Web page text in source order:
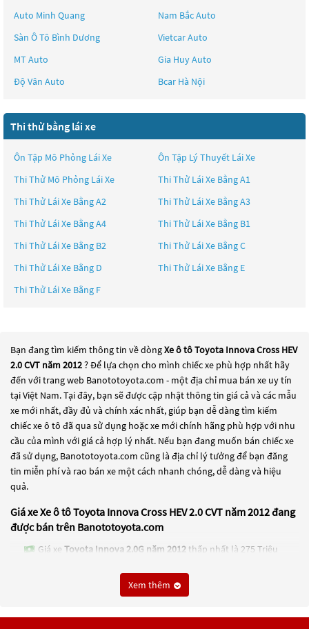
Auto Minh Quang
Nam Bắc Auto
Sàn Ô Tô Bình Dương
Vietcar Auto
MT Auto
Gia Huy Auto
Độ Vân Auto
Bcar Hà Nội
Thi thử bằng lái xe
Ôn Tập Mô Phỏng Lái Xe
Ôn Tập Lý Thuyết Lái Xe
Thi Thử Mô Phỏng Lái Xe
Thi Thử Lái Xe Bằng A1
Thi Thử Lái Xe Bằng A2
Thi Thử Lái Xe Bằng A3
Thi Thử Lái Xe Bằng A4
Thi Thử Lái Xe Bằng B1
Thi Thử Lái Xe Bằng B2
Thi Thử Lái Xe Bằng C
Thi Thử Lái Xe Bằng D
Thi Thử Lái Xe Bằng E
Thi Thử Lái Xe Bằng F
Bạn đang tìm kiếm thông tin về dòngXe ô tô Toyota Innova Cross HEV
2.0 CVT năm 2012? Để lựa chọn cho mình chiếc xe phù hợp nhất hãy
đến với trang web Banototoyota.com - một địa chỉ mua bán xe uy tín
tại Việt Nam. Tại đây, bạn sẽ được cập nhật thông tin giá cả và các mẫu
xe mới nhất, đầy đủ và chính xác nhất, giúp bạn dễ dàng tìm kiếm
chiếc xe ô tô đã qua sử dụng hoặc xe mới chính hãng phù hợp với nhu
cầu của mình với giá cả hợp lý nhất. Nếu bạn đang muốn bán chiếc xe
đã sử dụng, Banototoyota.com cũng là địa chỉ lý tưởng để bạn đăng
tin miễn phí và rao bán xe một cách nhanh chóng, dễ dàng và hiệu
quả.
Giá xe Xe ô tô Toyota Innova Cross HEV 2.0 CVT năm 2012 đang
được bán trên Banototoyota.com
Giá xe Toyota Innova 2.0G năm 2012 thấp nhất là 275 Triệu
Toyota Innova 2.0E năm 2012thấp nhất là 179 Triệu
Toyota Innova G năm 2012 thấp nhất là 165 Triệu
Giá xeToyota Innova 2.0V năm 2012thấp nhất là 315 Triệu
Xem thêm